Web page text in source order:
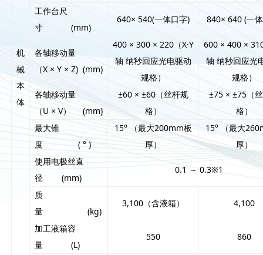
机
械
本
体
工作台尺
寸 (mm)
640× 540(一体口字) 840× 640 (一
各轴移动量
（X × Y × Z) (mm)
400 × 300 × 220（X·Y
轴 纳秒回应光电驱动
规格）
600 × 400 ×
轴 纳秒回应光
规格）
各轴移动量
（U × V） (mm)
±60 × ±60（丝杆规
格）
±75 × ±75（
格）
最大锥
度 ( ° )
15° （最大200mm板
厚）
15° （最大
厚）
使用电极丝直
径 (mm)
0.1 ～ 0.3※1
质
量 (kg)
3,100（含液箱） 4,100
加工液箱容
量 (L)
550 860